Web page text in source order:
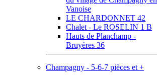
Vanoise
LE CHARDONNET 42
Chalet - Le ROSELIN 1 B
Hauts de Planchamp -
Bruyères 36
Champagny - 5-6-7 pièces et +